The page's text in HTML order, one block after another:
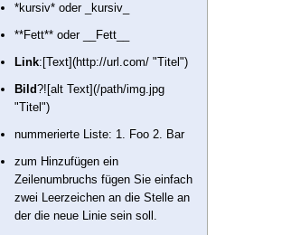
*kursiv* oder _kursiv_
**Fett** oder __Fett__
Link:[Text](http://url.com/ "Titel")
Bild?![alt Text](/path/img.jpg
"Titel")
nummerierte Liste: 1. Foo 2. Bar
zum Hinzufügen ein
Zeilenumbruchs fügen Sie einfach
zwei Leerzeichen an die Stelle an
der die neue Linie sein soll.